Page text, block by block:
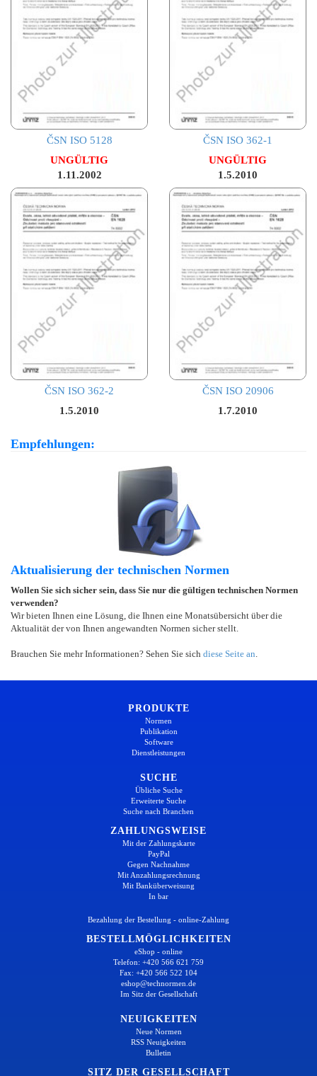
ČSN ISO 5128
UNGÜLTIG
1.11.2002
ČSN ISO 362-1
UNGÜLTIG
1.5.2010
ČSN ISO 362-2
1.5.2010
ČSN ISO 20906
1.7.2010
Empfehlungen:
Aktualisierung der technischen Normen
Wollen Sie sich sicher sein, dass Sie nur die gültigen technischen Normen
verwenden?
Wir bieten Ihnen eine Lösung, die Ihnen eine Monatsübersicht über die
Aktualität der von Ihnen angewandten Normen sicher stellt.
Brauchen Sie mehr Informationen? Sehen Sie sich diese Seite an
PRODUKTE
Normen
Publikation
Software
Dienstleistungen
SUCHE
Übliche Suche
Erweiterte Suche
Suche nach Branchen
ZAHLUNGSWEISE
Mit der Zahlungskarte
PayPal
Gegen Nachnahme
Mit Anzahlungsrechnung
Mit Banküberweisung
In bar
Bezahlung der Bestellung - online-Zahlung
BESTELLMÖGLICHKEITEN
eShop - online
Telefon: +420 566 621 759
Fax: +420 566 522 104
eshop@technormen.de
Im Sitz der Gesellschaft
NEUIGKEITEN
Neue Normen
RSS Neuigkeiten
Bulletin
SITZ DER GESELLSCHAFT